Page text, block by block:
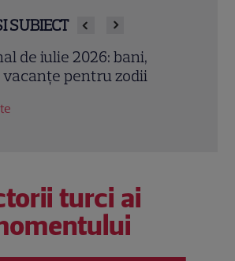
SUBIECT
horoscop: Zodia
nou capitol după Luna
turci ai